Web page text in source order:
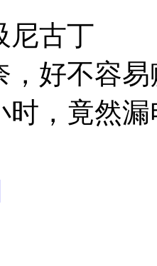
尼古丁
，好不容
时，竟然